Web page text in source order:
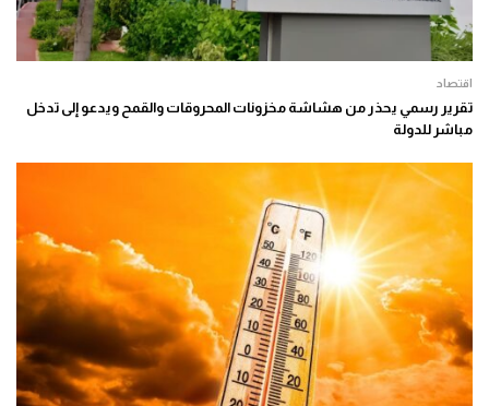
اقتصاد
تقرير رسمي يحذر من هشاشة مخزونات المحروقات والقمح ويدعو إلى تدخل
مباشر للدولة